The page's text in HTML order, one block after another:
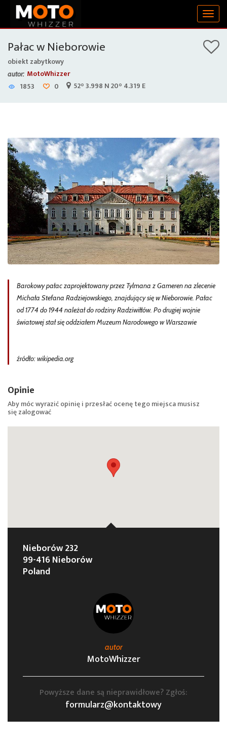
Pałac w Nieborowie
obiekt zabytkowy
autor: MotoWhizzer
1853
0 52° 3.998 N 20° 4.319 E
Barokowy pałac zaprojektowany przez Tylmana z Gameren na zlecenie
Michała Stefana Radziejowskiego, znajdujący się w Nieborowie. Pałac
od 1774 do 1944 należał do rodziny Radziwiłłów. Po drugiej wojnie
światowej stał się oddziałem Muzeum Narodowego w Warszawie
źródło: wikipedia.org
Opinie
Aby móc wyrazić opinię i przesłać ocenę tego miejsca musisz
sięzalogować
Nieborów 232
99-416 Nieborów
Poland
autor
MotoWhizzer
Powyższe dane są nieprawidłowe? Zgłoś:
formularz@kontaktowy